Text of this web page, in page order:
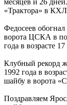
«Трактора» в
Федосеев
ворота ЦСКА в
года в возрасте
Клубный рекорд
1992 года в
шайбу в ворота
Поздравляем